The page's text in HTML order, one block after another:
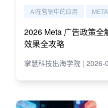
AI在营销中的应用
2026 Meta 广告政策全
效果全攻略
掌慧科技出海学院 | 2026-